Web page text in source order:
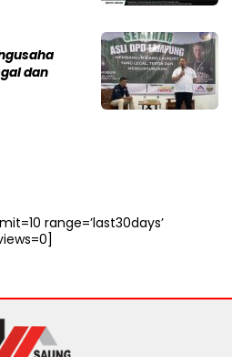
dan
range=’last30days’